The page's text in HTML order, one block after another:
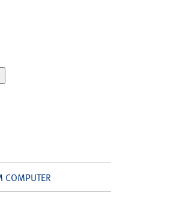
COMPUTER